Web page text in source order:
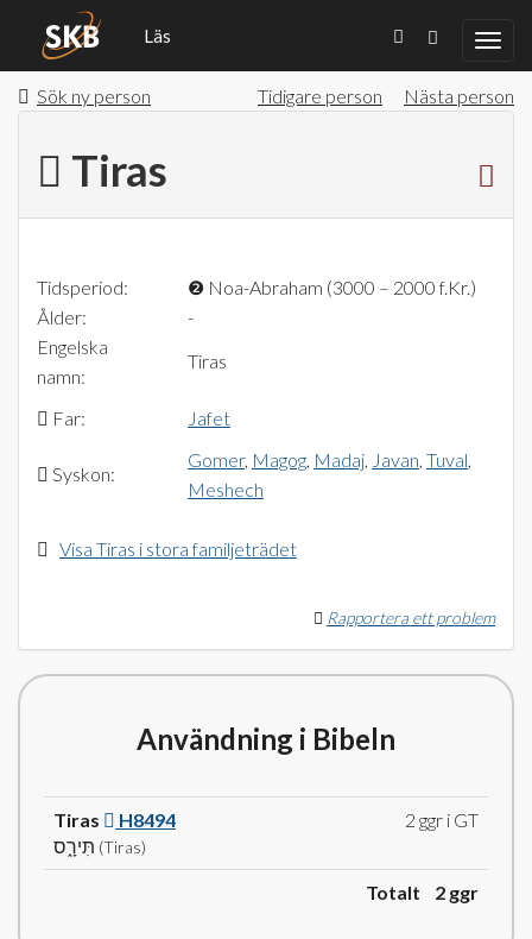
Läs
Sök ny person Tidigare person Nästa person
Tiras
Tidsperiod: ❷ Noa-Abraham (3000 – 2000 f.Kr.)
Ålder:
-
Engelska
namn:
Tiras
Far: Jafet
Syskon:
Gomer, Magog, Madaj, Javan, Tuval,
Meshech
Visa Tiras i stora familjeträdet
Rapportera ett problem
Användning i Bibeln
Tiras
H8494
(Tiras)
2 ggr i GT
Totalt 2 ggr